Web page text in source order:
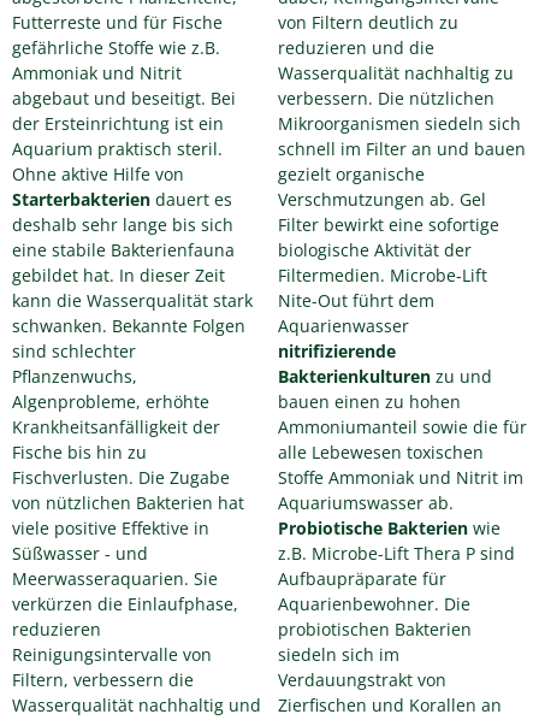
Futterreste und für Fische
gefährliche Stoffe wie z.B.
Ammoniak und Nitrit
abgebaut und beseitigt. Bei
der Ersteinrichtung ist ein
Aquarium praktisch steril.
Ohne aktive Hilfe von
Starterbakterien dauert es
deshalb sehr lange bis sich
eine stabile Bakterienfauna
gebildet hat. In dieser Zeit
kann die Wasserqualität stark
schwanken. Bekannte Folgen
sind schlechter
Pflanzenwuchs,
Algenprobleme, erhöhte
Krankheitsanfälligkeit der
Fische bis hin zu
Fischverlusten. Die Zugabe
von nützlichen Bakterien hat
viele positive Effektive in
Süßwasser - und
Meerwasseraquarien. Sie
verkürzen die Einlaufphase,
reduzieren
Reinigungsintervalle von
Filtern, verbessern die
Wasserqualität nachhaltig und
von Filtern deutlich zu
reduzieren und die
Wasserqualität nachhaltig zu
verbessern. Die nützlichen
Mikroorganismen siedeln sich
schnell im Filter an und bauen
gezielt organische
Verschmutzungen ab. Gel
Filter bewirkt eine sofortige
biologische Aktivität der
Filtermedien. Microbe-Lift
Nite-Out führt dem
Aquarienwasser
nitrifizierende
Bakterienkulturen zu und
bauen einen zu hohen
Ammoniumanteil sowie die für
alle Lebewesen toxischen
Stoffe Ammoniak und Nitrit im
Aquariumswasser ab.
Probiotische Bakterien wie
z.B. Microbe-Lift Thera P sind
Aufbaupräparate für
Aquarienbewohner. Die
probiotischen Bakterien
siedeln sich im
Verdauungstrakt von
Zierfischen und Korallen an